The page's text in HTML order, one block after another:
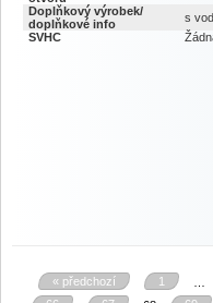
Doplňkový výrobek/
doplňkové info
s
SVHC
« předchozí 1 …